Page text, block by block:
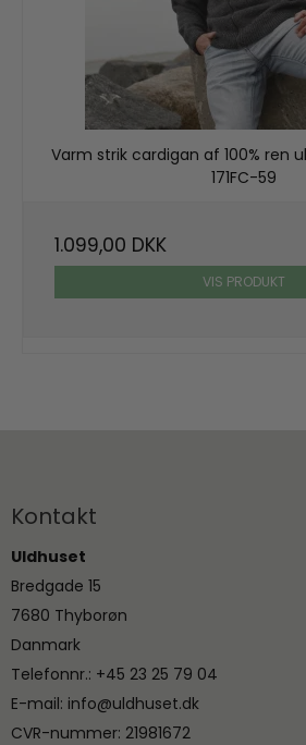
Varm strik cardigan af 100% ren
171FC-59
1.099,00 DKK
VIS PRODUKT
Kontakt
Uldhuset
Bredgade 15
7680 Thyborøn
Danmark
Telefonnr.: +45 23 25 79 04
E-mail: info@uldhuset.dk
CVR-nummer: 21981672